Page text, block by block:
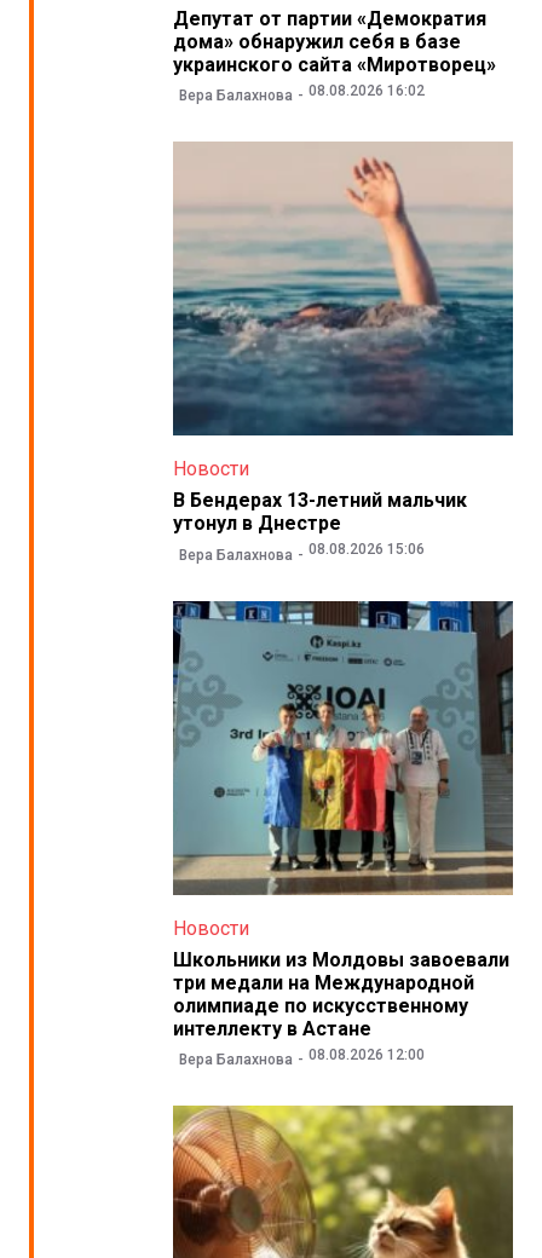
Депутат от партии «Демократия
дома» обнаружил себя в базе
украинского сайта «Миротворец»
Вера Балахнова 08.08.2026 16:02
Новости
В Бендерах 13-летний мальчик
утонул в Днестре
Вера Балахнова 08.08.2026 15:06
Новости
Школьники из Молдовы завоевали
три медали на Международной
олимпиаде по искусственному
интеллекту в Астане
Вера Балахнова 08.08.2026 12:00